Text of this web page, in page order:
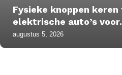
Fysieke knoppen keren
elektrische auto’s
augustus 5, 2026